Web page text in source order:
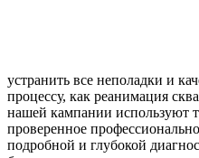
устранить все неполадки и
процессу, как реанимация
нашей кампании используют
проверенное
подробной и глубокой